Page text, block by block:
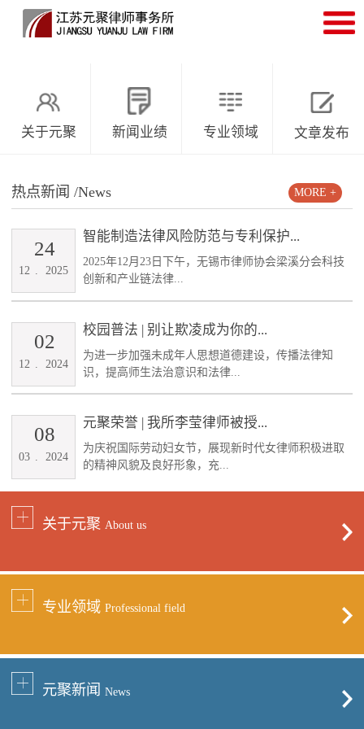
关于元聚 新闻业绩 专业领域 文章发布
热点新闻 /News
智能制造法律风险防范与专利保护...
2025年12月23日下午，无锡市律师协会梁溪分会科技
创新和产业链法律...
12 . 2025
24
校园普法 | 别让欺凌成为你的...
为进一步加强未成年人思想道德建设，传播法律知
识，提高师生法治意识和法律...
12 2024
02
元聚荣誉 | 我所李莹律师被授...
为庆祝国际劳动妇女节，展现新时代女律师积极进取
的精神风貌及良好形象，充...
03 2024
08
MORE +
关于元聚 About us
专业领域 Professional field
元聚新闻 News